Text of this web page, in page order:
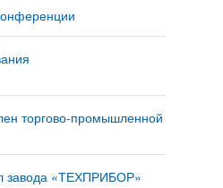
торгово-промышленной
завода «ТЕХПРИБОР»